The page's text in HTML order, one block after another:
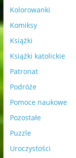
Kolorowanki
Komiksy
Książki
Książki katolickie
Patronat
Podróże
Pomoce naukowe
Pozostałe
Puzzle
Uroczystości